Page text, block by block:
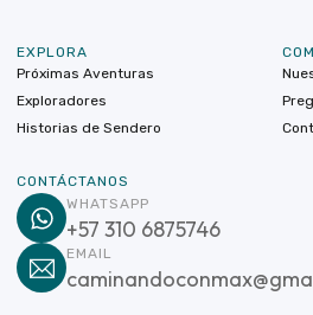
EXPLORA
Próximas Aventuras
Exploradores
Historias de Sendero
CONTÁCTANOS
WHATSAPP
+57 310 6875746
EMAIL